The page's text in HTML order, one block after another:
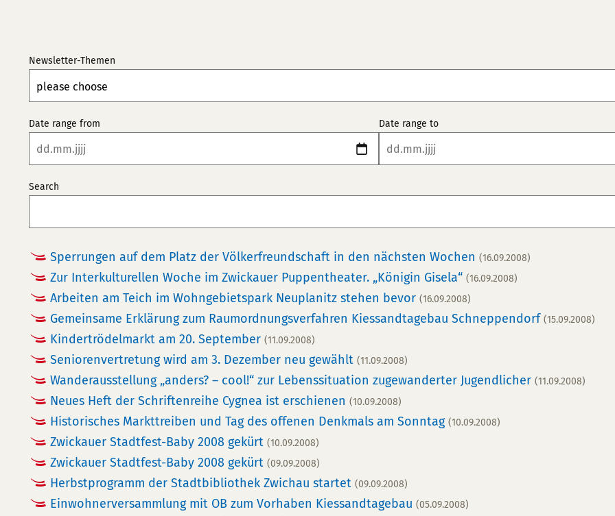
Newsletter-Themen
Date range from Date range to
Search
Sperrungen auf dem Platz der Völkerfreundschaft in den nächsten Wochen (16.09.2008)
Zur Interkulturellen Woche im Zwickauer Puppentheater. „Königin Gisela“ (16.09.2008)
Arbeiten am Teich im Wohngebietspark Neuplanitz stehen bevor (16.09.2008)
Gemeinsame Erklärung zum Raumordnungsverfahren Kiessandtagebau Schneppendorf (15.09.2008)
Kindertrödelmarkt am 20. September (11.09.2008)
Seniorenvertretung wird am 3. Dezember neu gewählt (11.09.2008)
Wanderausstellung „anders? – cool!“ zur Lebenssituation zugewanderter Jugendlicher (11.09.2008)
Neues Heft der Schriftenreihe Cygnea ist erschienen (10.09.2008)
Historisches Markttreiben und Tag des offenen Denkmals am Sonntag (10.09.2008)
Zwickauer Stadtfest-Baby 2008 gekürt (10.09.2008)
Zwickauer Stadtfest-Baby 2008 gekürt (09.09.2008)
Herbstprogramm der Stadtbibliothek Zwichau startet (09.09.2008)
Einwohnerversammlung mit OB zum Vorhaben Kiessandtagebau (05.09.2008)